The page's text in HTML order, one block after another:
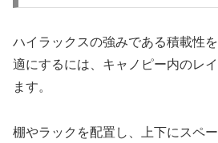
ハイラックスの強みである積載性
適にするには、キャノピー内のレ
ます。
棚やラックを配置し、上下にスペ